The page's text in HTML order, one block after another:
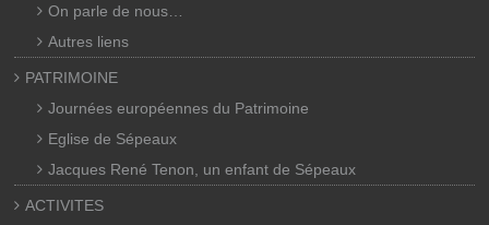
On parle de nous…
Autres liens
PATRIMOINE
Journées européennes du Patrimoine
Eglise de Sépeaux
Jacques René Tenon, un enfant de Sépeaux
ACTIVITES